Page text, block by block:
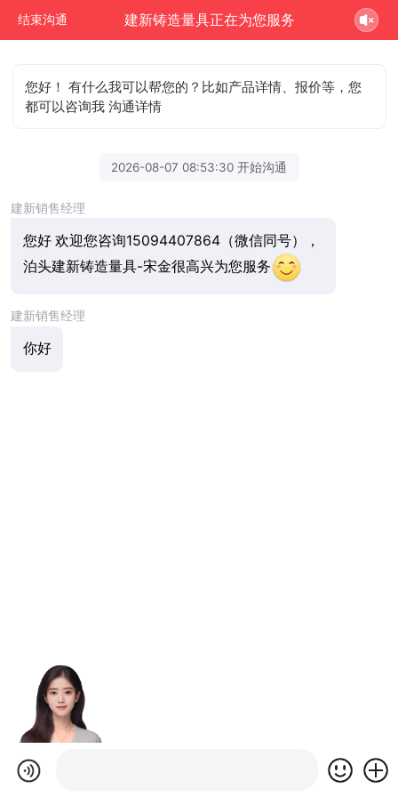
结束沟通 建新铸造量具正在为您服务
您好！ 有什么我可以帮您的？比如产品详情、报价等，您
都可以咨询我 沟通详情
2026-08-07 08:53:30 开始沟通
建新销售经理
您好 欢迎您咨询15094407864（微信同号），
泊头建新铸造量具-宋金很高兴为您服务
建新销售经理
你好